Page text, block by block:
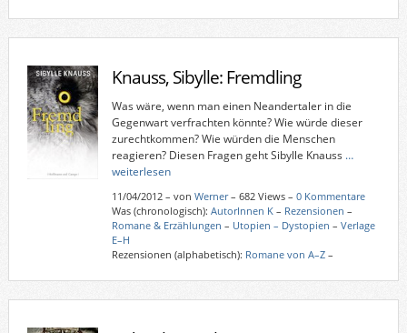
Knauss, Sibylle: Fremdling
Was wäre, wenn man einen Neandertaler in die
Gegenwart verfrachten könnte? Wie würde dieser
zurechtkommen? Wie würden die Menschen
reagieren? Diesen Fragen geht Sibylle Knauss …
weiterlesen
11/04/2012– von Werner– 682 Views – 0 Kommentare
Was (chronologisch): AutorInnen K– Rezensionen –
Romane & Erzählungen – Utopien – Dystopien – Verlage
E–H
Rezensionen (alphabetisch): Romane von A–Z–